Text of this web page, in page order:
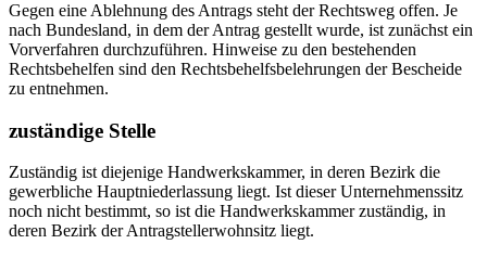
Gegen eine Ablehnung des Antrags steht der Rechtsweg offen. Je
nach Bundesland, in dem der Antrag gestellt wurde, ist zunächst ein
Vorverfahren durchzuführen. Hinweise zu den bestehenden
Rechtsbehelfen sind den Rechtsbehelfsbelehrungen der Bescheide
zu entnehmen.
zuständige Stelle
Zuständig ist diejenige Handwerkskammer, in deren Bezirk die
gewerbliche Hauptniederlassung liegt. Ist dieser Unternehmenssitz
noch nicht bestimmt, so ist die Handwerkskammer zuständig, in
deren Bezirk der Antragstellerwohnsitz liegt.